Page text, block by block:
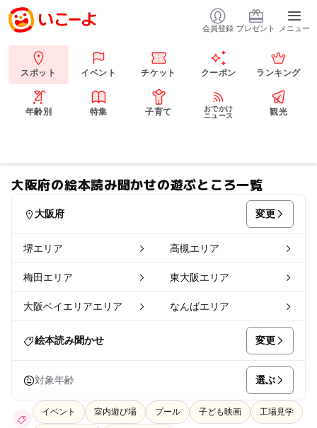
会員登録 プレゼント メニュー
スポット イベント チケット クーポン ランキング
年齢別 特集 子育て
おでかけ
ニュース
観光
大阪府の絵本読み聞かせの遊ぶところ一覧
大阪府 変更
堺エリア 高槻エリア
梅田エリア 東大阪エリア
大阪ベイエリアエリア なんばエリア
絵本読み聞かせ 変更
対象年齢 選ぶ
イベント 室内遊び場 プール 子ども映画 工場見学